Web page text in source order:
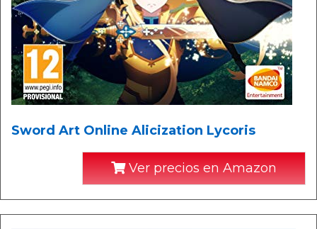
Sword Art Online Alicization Lycoris
Ver precios en Amazon